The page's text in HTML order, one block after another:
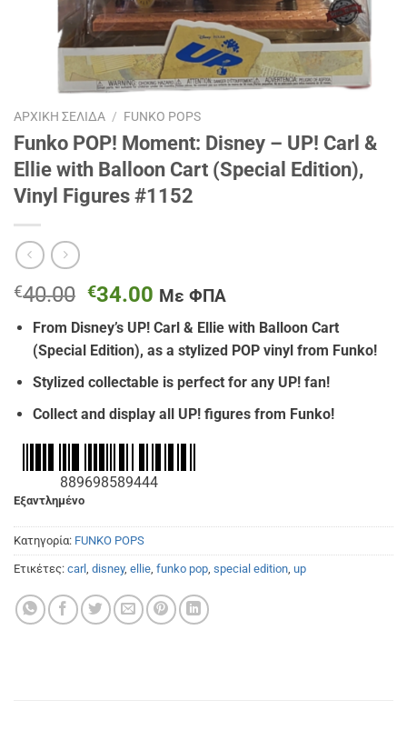
ΑΡΧΙΚΉ ΣΕΛΊΔΑ / FUNKO POPS
Funko POP! Moment: Disney – UP! Carl &
Ellie with Balloon Cart (Special Edition),
Vinyl Figures #1152
€40.00 Original
price
was:
€40.00.
€34.00 Η
τρέχουσα
τιμή
είναι:
€34.00.
Με ΦΠΑ
From Disney’s UP! Carl & Ellie with Balloon Cart
(Special Edition), as a stylized POP vinyl from Funko!
Stylized collectable is perfect for any UP! fan!
Collect and display all UP! figures from Funko!
889698589444
Εξαντλημένο
Κατηγορία: FUNKO POPS
Ετικέτες: carl, disney, ellie, funko pop, special edition, up